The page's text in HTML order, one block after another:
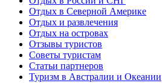
Отдых в Северной Америке
Отдых и развлечения
Отдых на островах
Отзывы туристов
Советы туристам
Статьи партнеров
Туризм в Австралии и Океании